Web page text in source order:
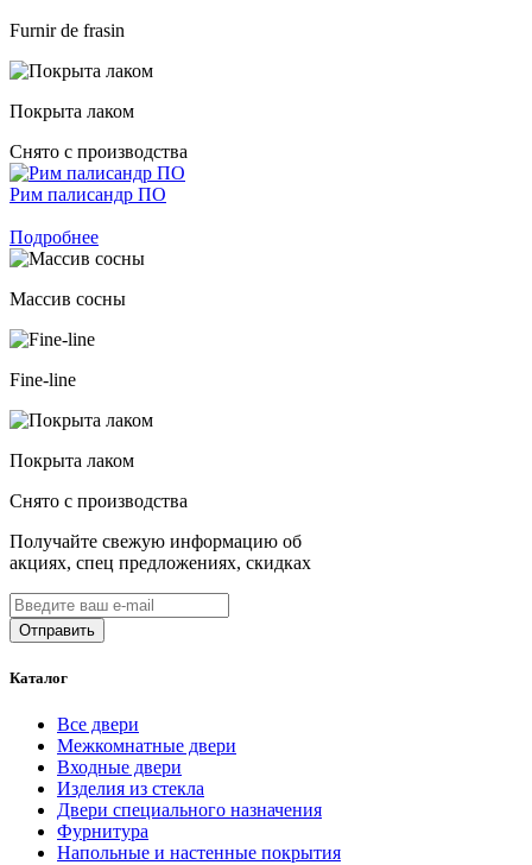
Furnir de frasin
Покрыта лаком
Снято с производства
Рим палисандр ПО
Подробнее
Массив сосны
Fine-line
Покрыта лаком
Снято с производства
Получайте свежую информацию об
акциях, спец предложениях, скидках
Каталог
Все двери
Межкомнатные двери
Входные двери
Изделия из стекла
Двери специального назначения
Фурнитура
Напольные и настенные покрытия